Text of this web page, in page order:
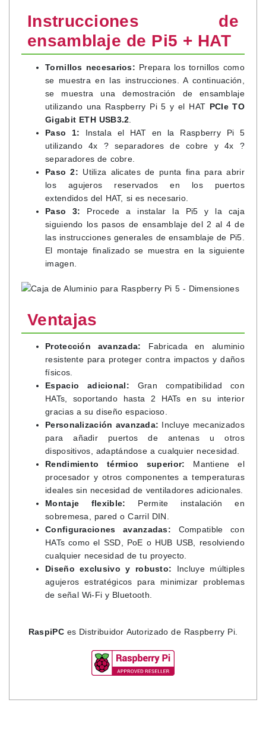
Instrucciones de
ensamblaje de Pi5 + HAT
Tornillos necesarios: Prepara los tornillos como
se muestra en las instrucciones. A continuación,
se muestra una demostración de ensamblaje
utilizando una Raspberry Pi 5 y el HAT PCIe TO
Gigabit ETH USB3.2
Paso 1: Instala el HAT en la Raspberry Pi 5
utilizando 4x ? separadores de cobre y 4x ?
separadores de cobre.
Paso 2: Utiliza alicates de punta fina para abrir
los agujeros reservados en los puertos
extendidos del HAT, si es necesario.
Paso 3: Procede a instalar la Pi5 y la caja
siguiendo los pasos de ensamblaje del 2 al 4 de
las instrucciones generales de ensamblaje de Pi5.
El montaje finalizado se muestra en la siguiente
imagen.
Ventajas
Protección avanzada:
Fabricada en aluminio
resistente para proteger contra impactos y daños
físicos.
Espacio adicional: Gran compatibilidad con
HATs, soportando hasta 2 HATs en su interior
gracias a su diseño espacioso.
Personalización avanzada: Incluye mecanizados
para añadir puertos de antenas u otros
dispositivos, adaptándose a cualquier necesidad.
Rendimiento térmico superior: Mantiene el
procesador y otros componentes a temperaturas
ideales sin necesidad de ventiladores adicionales.
Montaje flexible:
Permite instalación en
sobremesa, pared o Carril DIN.
Configuraciones avanzadas: Compatible con
HATs como el SSD, PoE o HUB USB, resolviendo
cualquier necesidad de tu proyecto.
Diseño exclusivo y robusto: Incluye múltiples
agujeros estratégicos para minimizar problemas
de señal Wi-Fi y Bluetooth.
RaspiPCes Distribuidor Autorizado de Raspberry Pi.